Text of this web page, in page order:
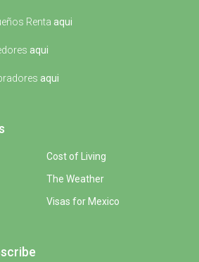
Renta aqui
aqui
aqui
Cost of Living
The Weather
Visas for Mexico